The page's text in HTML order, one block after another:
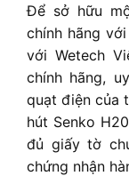
Để sở hữu
chính hãng
với Wetech
chính hãng,
quạt điện của
hút Senko
đủ giấy tờ
chứng nhận